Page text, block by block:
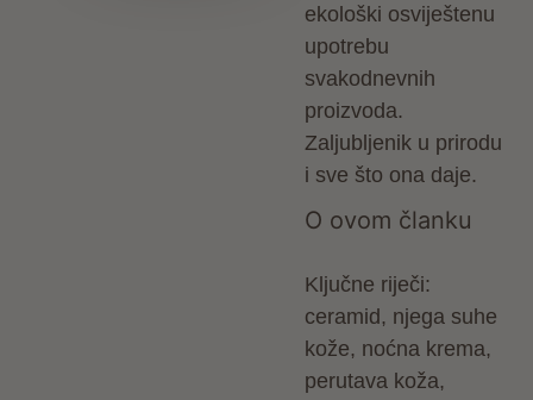
ekološki osviještenu
upotrebu
svakodnevnih
proizvoda.
Zaljubljenik u prirodu
i sve što ona daje.
O ovom članku
Ključne riječi:
ceramid , njega suhe
kože, noćna krema,
perutava koža,